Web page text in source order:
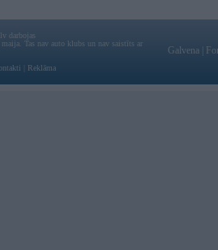
darbojas
Tas nav auto klubs un nav saistīts ar
Reklāma
Galvena